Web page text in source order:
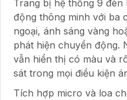
Trang bị hệ thống 9 đèn
động thông minh với ba
ngoại, ánh sáng vàng
phát hiện chuyển động.
vẫn hiển thị có màu và
sát trong mọi điều kiện
Tích hợp micro và loa